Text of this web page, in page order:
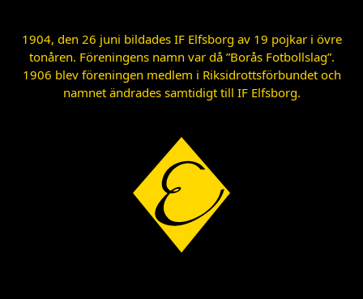
1904, den 26 juni bildades IF Elfsborg av 19 pojkar i övre
tonåren. Föreningens namn var då ”Borås Fotbollslag”.
1906 blev föreningen medlem i Riksidrottsförbundet och
namnet ändrades samtidigt till IF Elfsborg.